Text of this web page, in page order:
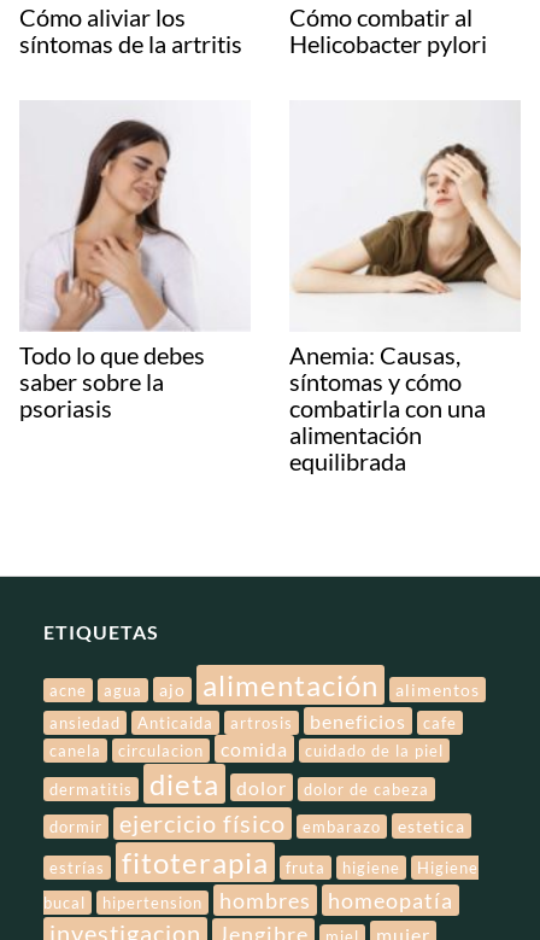
Cómo aliviar los
síntomas de la artritis
Cómo combatir al
Helicobacter pylori
Todo lo que debes
saber sobre la
psoriasis
Anemia: Causas,
síntomas y cómo
combatirla con una
alimentación
equilibrada
ETIQUETAS
acne agua ajo alimentación alimentos
ansiedad Anticaida artrosis beneficios
cafe
canela
circulacion comida
cuidado de la piel
dermatitis
dieta dolor
dolor de cabeza
dormir
ejercicio físico embarazo estetica
estrías fitoterapia fruta higiene
Higiene
bucal
hipertension hombres homeopatía
investigacion Jengibre miel mujer